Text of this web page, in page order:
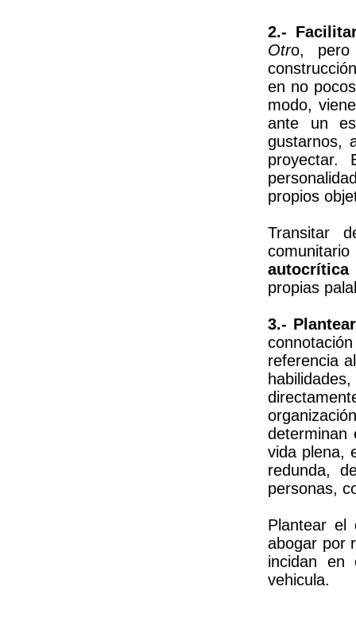
2.-
Otro, pero
en no
modo,
ante un
gustarnos,
propios
Transitar
propias
3.-
referencia
determinan
vida plena,
redunda,
personas,
Plantear el
abogar por
incidan en
vehicula.